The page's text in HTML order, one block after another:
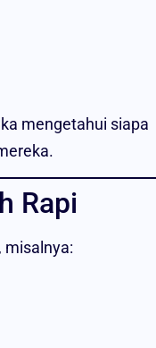
mengetahui siapa
Rapi
misalnya: